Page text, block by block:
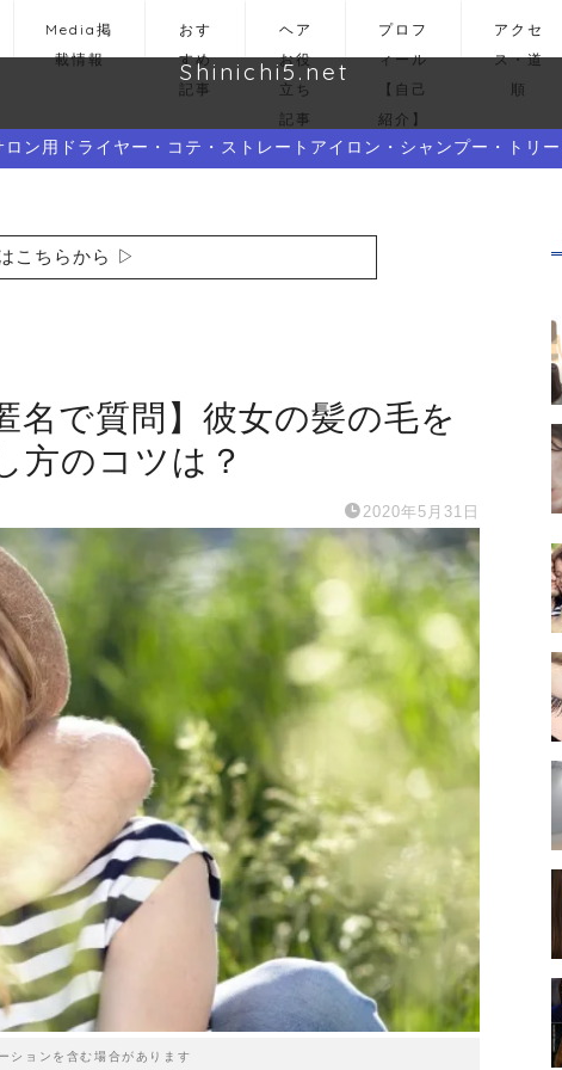
Media掲
載情報
おす
すめ
記事
ヘア
お役
立ち
記事
プロフ
ィール
【自己
紹介】
アクセ
ス・道
順
Shinichi5.net
ン用ドライヤー・コテ・ストレートアイロン・シャンプー・トリー
こちらから ▷
名で質問】彼女の髪の毛を
方のコツは？
2020年5月31日
ションを含む場合があります